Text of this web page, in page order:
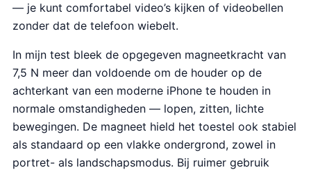
— je kunt comfortabel video’s kijken of videobellen
zonder dat de telefoon wiebelt.
In mijn test bleek de opgegeven magneetkracht van
7,5 N meer dan voldoende om de houder op de
achterkant van een moderne iPhone te houden in
normale omstandigheden — lopen, zitten, lichte
bewegingen. De magneet hield het toestel ook stabiel
als standaard op een vlakke ondergrond, zowel in
portret- als landschapsmodus. Bij ruimer gebruik